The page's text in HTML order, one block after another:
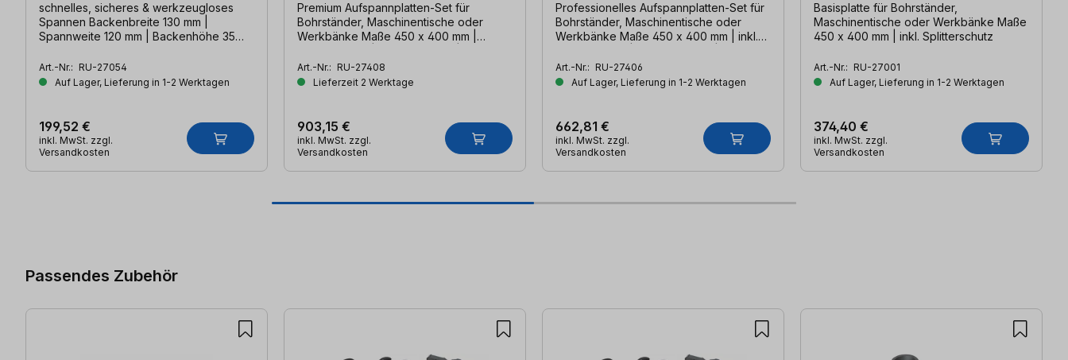
schnelles, sicheres & werkzeugloses
Spannen Backenbreite 130 mm |
Spannweite 120 mm | Backenhöhe 35
Art.-Nr.: RU-27054
Auf Lager, Lieferung in 1-2 Werktagen
199,52 €
inkl. MwSt. zzgl.
Versandkosten
Premium Aufspannplatten-Set für
Bohrständer, Maschinentische oder
Werkbänke Maße 450 x 400 mm |
Klappanschlag | Tischverlängerung
Art.-Nr.: RU-27408
Lieferzeit 2 Werktage
903,15 €
inkl. MwSt. zzgl.
Versandkosten
Professionelles Aufspannplatten-Set für
Bohrständer, Maschinentische oder
Werkbänke Maße 450 x 400 mm | inkl.
Klappanschlag
Art.-Nr.: RU-27406
Auf Lager, Lieferung in 1-2 Werktagen
662,81 €
inkl. MwSt. zzgl.
Versandkosten
Basisplatte für Bohrständer,
Maschinentische oder Werkbänke Maße
450 x 400 mm | inkl. Splitterschutz
Art.-Nr.: RU-27001
Auf Lager, Lieferung in 1-2 Werktagen
374,40 €
inkl. MwSt. zzgl.
Versandkosten
Passendes Zubehör